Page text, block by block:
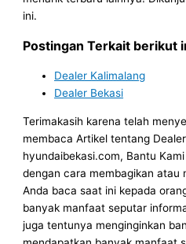
ini.
Postingan Terkait berikut
Dealer Kalimalang
Dealer Bekasi
Terimakasih karena telah
membaca Artikel tentang
hyundaibekasi.com, Bantu
dengan cara membagikan atau
Anda baca saat ini kepada
banyak manfaat seputar
juga tentunya menginginkan